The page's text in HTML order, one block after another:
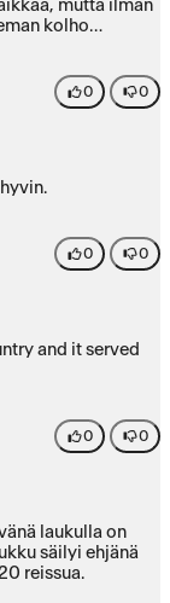
mutta ilman
kolho
0 0
0 0
and it served
0 0
laukulla on
säilyi ehjänä
reissua.